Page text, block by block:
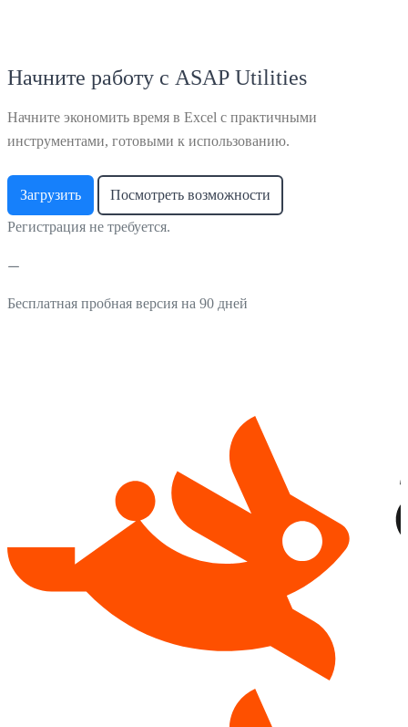
Начните работу с ASAP Utilities
Начните экономить время в Excel с практичными
инструментами, готовыми к использованию.
Загрузить Посмотреть возможности
Регистрация не требуется.
Бесплатная пробная версия на 90 дней